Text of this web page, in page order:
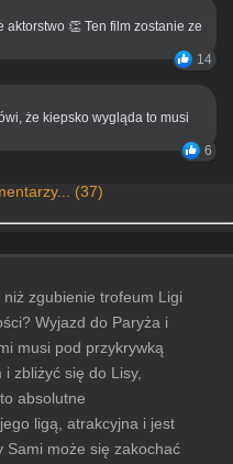
👏 Ten film zostanie ze
14
że kiepsko wygląda to musi
6
(37)
zgubienie trofeum Ligi
Wyjazd do Paryża i
musi pod przykrywką
zbliżyć się do Lisy,
absolutne
ligą, atrakcyjna i jest
Sami może się zakochać